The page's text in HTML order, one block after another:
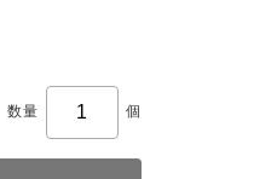
数量 個